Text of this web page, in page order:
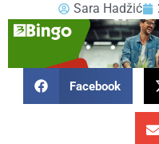
Sara Hadžić
Facebook